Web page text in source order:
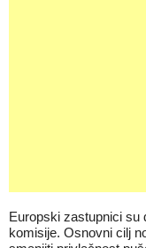
Europski zastupnici su
komisije. Osnovni cilj